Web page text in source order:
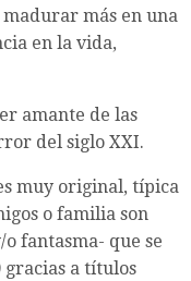
más en una
en la vida,
amante de las
del siglo XXI.
muy original, típica
o familia son
fantasma- que se
gracias a títulos